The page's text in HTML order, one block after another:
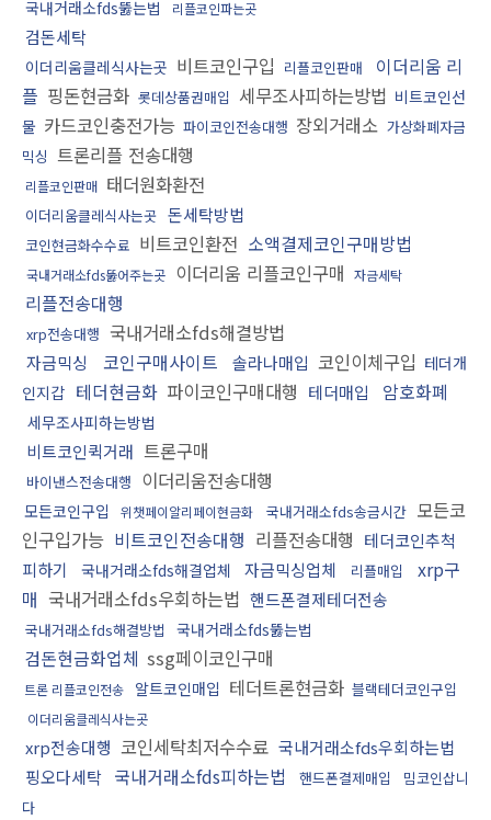
국내거래소fds뚫는법 리플코인파는곳
검돈세탁
이더리움클레식사는곳 비트코인구입 리플코인판매
이더리움 리
플 핑돈현금화 롯데상품권매입 세무조사피하는방법 비트코인선
물 카드코인충전가능 파이코인전송대행 장외거래소 가상화폐자금
믹싱 트론리플 전송대행
리플코인판매 태더원화환전
이더리움클레식사는곳 돈세탁방법
코인현금화수수료 비트코인환전 소액결제코인구매방법
국내거래소fds뚫어주는곳 이더리움 리플코인구매 자금세탁
리플전송대행
xrp전송대행 국내거래소fds해결방법
자금믹싱 코인구매사이트 솔라나매입 코인이체구입 테더개
인지갑 테더현금화 파이코인구매대행 테더매입 암호화폐
세무조사피하는방법
비트코인퀵거래 트론구매
바이낸스전송대행 이더리움전송대행
모든코인구입 위챗페이알리페이현금화 국내거래소fds송금시간 모든코
인구입가능 비트코인전송대행 리플전송대행 테더코인추척
피하기
국내거래소fds해결업체 자금믹싱업체 리플매입
xrp구
매 국내거래소fds우회하는법 핸드폰결제테더전송
국내거래소fds해결방법 국내거래소fds뚫는법
검돈현금화업체 ssg페이코인구매
트론 리플코인전송 알트코인매입 테더트론현금화 블랙테더코인구입
이더리움클레식사는곳
xrp전송대행 코인세탁최저수수료 국내거래소fds우회하는법
핑오다세탁 국내거래소fds피하는법 핸드폰결제매입
밈코인삽니
다